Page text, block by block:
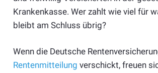
Krankenkasse. Wer zahlt wie viel für
bleibt am Schluss übrig?
Wenn die Deutsche
Rentenmitteilung verschickt, freuen